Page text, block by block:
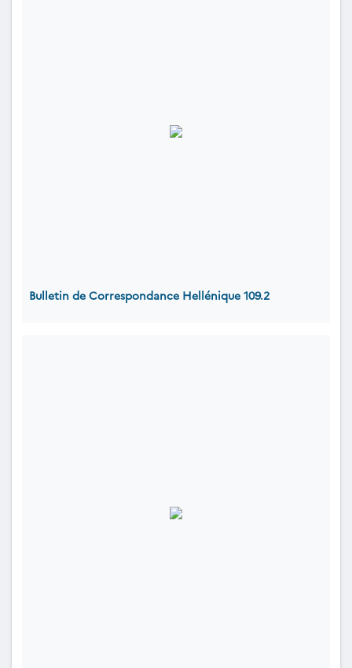
Bulletin de Correspondance Hellénique 109.2